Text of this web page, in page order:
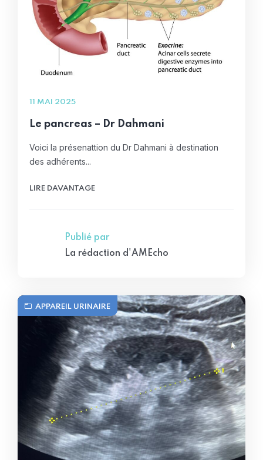
11 MAI 2025
Le pancreas – Dr Dahmani
Voici la présenattion du Dr Dahmani à destination
des adhérents...
LIRE DAVANTAGE
Publié par
La rédaction d'AMEcho
APPAREIL URINAIRE